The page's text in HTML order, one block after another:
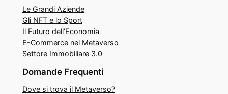
Le Grandi Aziende
Gli NFT e lo Sport
Il Futuro dell’Economia
E-Commerce nel Metaverso
Settore Immobiliare 3.0
Domande Frequenti
Dove si trova il Metaverso?